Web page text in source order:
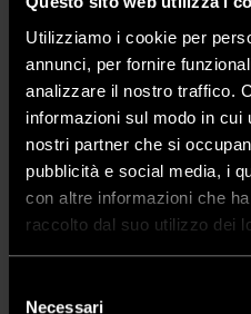
Utilizziamo i cookie per
annunci, per fornire
analizzare il nostro traffico.
informazioni sul modo in
nostri partner che si
pubblicità e social media, i
con altre informazioni che
raccolto dal suo utilizzo dei
Necessari
semplicità
Registrati Accedi
Spedizione rapida in 24/48 ore
Pagamenti sicuri